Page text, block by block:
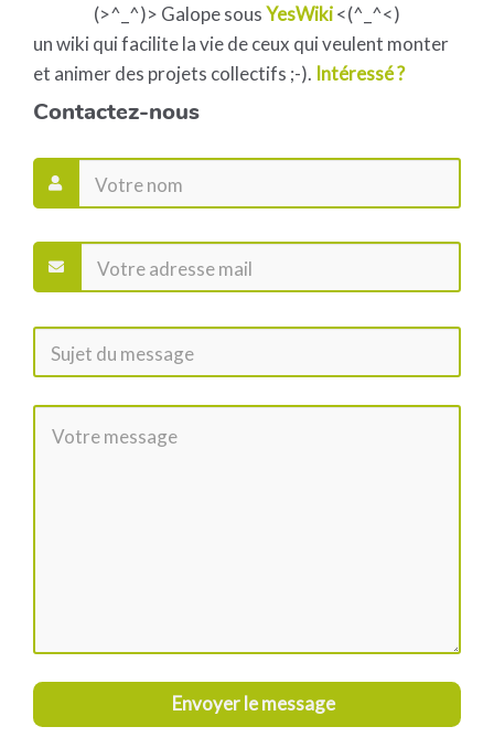
(>^_^)> Galope sousYesWiki<(^_^<)
un wiki qui facilite la vie de ceux qui veulent monter
et animer des projets collectifs ;-). Intéressé ?
Contactez-nous
Envoyer le message